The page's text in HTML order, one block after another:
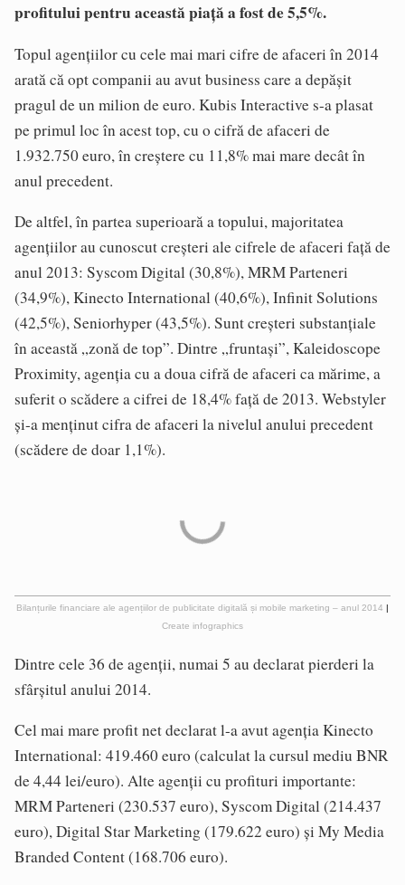
profitului pentru această piață a fost de 5,5%.
Topul agențiilor cu cele mai mari cifre de afaceri în 2014
arată că opt companii au avut business care a depășit
pragul de un milion de euro. Kubis Interactive s-a plasat
pe primul loc în acest top, cu o cifră de afaceri de
1.932.750 euro, în creștere cu 11,8% mai mare decât în
anul precedent.
De altfel, în partea superioară a topului, majoritatea
agențiilor au cunoscut creșteri ale cifrele de afaceri față de
anul 2013: Syscom Digital (30,8%), MRM Parteneri
(34,9%), Kinecto International (40,6%), Infinit Solutions
(42,5%), Seniorhyper (43,5%). Sunt creșteri substanțiale
în această „zonă de top”. Dintre „fruntași”, Kaleidoscope
Proximity, agenția cu a doua cifră de afaceri ca mărime, a
suferit o scădere a cifrei de 18,4% față de 2013. Webstyler
și-a menținut cifra de afaceri la nivelul anului precedent
(scădere de doar 1,1%).
Bilanțurile financiare ale agențiilor de publicitate digitală și mobile marketing – anul 2014 |
Create infographics
Dintre cele 36 de agenții, numai 5 au declarat pierderi la
sfârșitul anului 2014.
Cel mai mare profit net declarat l-a avut agenția Kinecto
International: 419.460 euro (calculat la cursul mediu BNR
de 4,44 lei/euro). Alte agenții cu profituri importante:
MRM Parteneri (230.537 euro), Syscom Digital (214.437
euro), Digital Star Marketing (179.622 euro) și My Media
Branded Content (168.706 euro).